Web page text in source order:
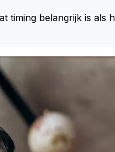
timing belangrijk is als